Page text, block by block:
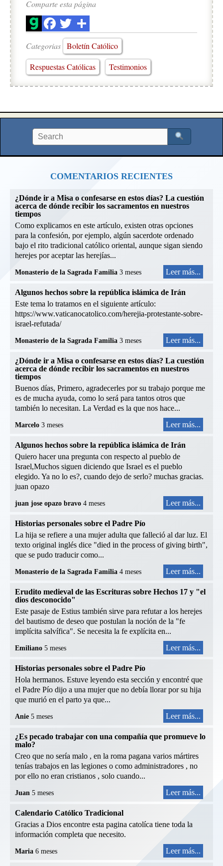
Comparte esta página
Categorias Boletín Católico
Respuestas Católicas
Testimonios
COMENTARIOS RECIENTES
¿Dónde ir a Misa o confesarse en estos días? La cuestión
acerca de dónde recibir los sacramentos en nuestros
tiempos
Como explicamos en este artículo, existen otras opciones
para la confesión, por ejemplo, algún sacerdote ordenado
bajo el rito tradicional católico oriental, aunque sigan siendo
herejes por aceptar las herejías...
Monasterio de la Sagrada Familia 3 meses Leer más...
Algunos hechos sobre la república islámica de Irán
Este tema lo tratamos en el siguiente artículo:
https://www.vaticanocatolico.com/herejia-protestante-sobre-
israel-refutada/
Monasterio de la Sagrada Familia 3 meses Leer más...
¿Dónde ir a Misa o confesarse en estos días? La cuestión
acerca de dónde recibir los sacramentos en nuestros
tiempos
Buenos días, Primero, agradecerles por su trabajo porque me
es de mucha ayuda, como lo será para tantos otros que
también lo necesitan. La Verdad es la que nos hace...
Marcelo 3 meses Leer más...
Algunos hechos sobre la república islámica de Irán
Quiero hacer una pregunta con respecto al pueblo de
Israel,Muchos siguen diciendo que Israel es el pueblo
elegido. Ya no lo es?, cuando dejo de serlo? muchas gracias.
juan opazo
juan jose opazo bravo 4 meses Leer más...
Historias personales sobre el Padre Pío
La hija se refiere a una mujer adulta que falleció al dar luz. El
texto original inglés dice "died in the process of giving birth",
que se pudo traducir como...
Monasterio de la Sagrada Familia 4 meses Leer más...
Erudito medieval de las Escrituras sobre Hechos 17 y "el
dios desconocido"
Este pasaje de Estius también sirve para refutar a los herejes
del bautismo de deseo que postulan la noción de la "fe
implícita salvífica". Se necesita la fe explícita en...
Emiliano 5 meses Leer más...
Historias personales sobre el Padre Pío
Hola hermanos. Estuve leyendo esta sección y encontré que
el Padre Pío dijo a una mujer que no debía llorar por su hija
que murió en el parto ya que...
Anie 5 meses Leer más...
¿Es pecado trabajar con una compañía que promueve lo
malo?
Creo que no sería malo , en la roma pagana varios mártires
tenías trabajos en las legiones o como administradores , no
por ello no eran cristianos , solo cuando...
Juan 5 meses Leer más...
Calendario Católico Tradicional
Gracias a Dios encontre esta pagina catolíca tiene toda la
información completa que necesito.
Maria 6 meses Leer más...